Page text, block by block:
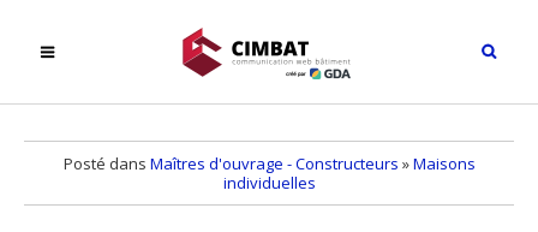
Posté dans Maîtres d'ouvrage - Constructeurs »Maisons
individuelles